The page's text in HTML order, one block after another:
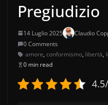
Pregiudizio
14 Luglio 2025 Claudio
0 Comments
amore, conformismo, libertà,
0 min read